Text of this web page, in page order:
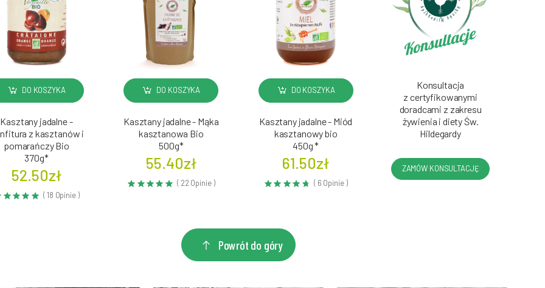
DO KOSZYKA
Kasztany jadalne -
z kasztanów i
pomarańczy Bio
370g*
52.50zł
( 18 Opinie )
DO KOSZYKA
Kasztany jadalne - Mąka
kasztanowa Bio
500g*
55.40zł
( 22 Opinie )
DO KOSZYKA
Kasztany jadalne - Miód
kasztanowy bio
450g *
61.50zł
( 6 Opinie )
Konsultacja
z certyfikowanymi
doradcami z zakresu
żywienia i diety Św.
Hildegardy
ZAMÓW KONSULTACJĘ
Powrót do góry